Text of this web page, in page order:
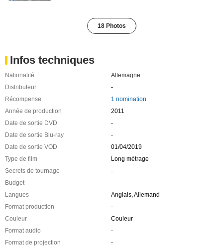
18 Photos
Infos techniques
Nationalité
Allemagne
Distributeur
-
Récompense
1 nomination
Année de production
2011
Date de sortie DVD
-
Date de sortie Blu-ray
-
Date de sortie VOD
01/04/2019
Type de film
Long métrage
Secrets de tournage
-
Budget
-
Langues
Anglais, Allemand
Format production
-
Couleur
Couleur
Format audio
-
Format de projection
-